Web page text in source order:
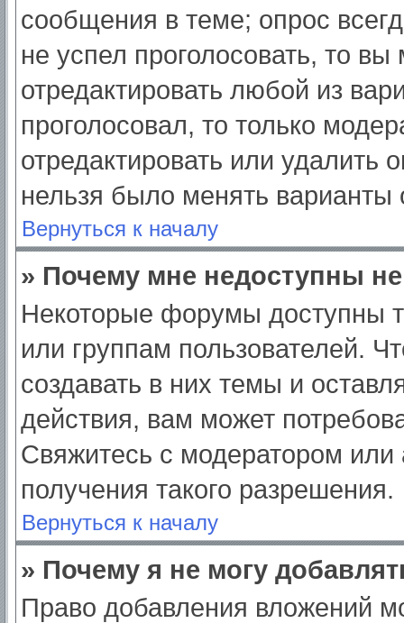
сообщения в теме; опрос
не успел проголосовать, то
отредактировать любой из
проголосовал, то только
отредактировать или удалить
нельзя было менять варианты
Вернуться к началу
» Почему мне недоступны
Некоторые форумы доступны
или группам пользователей.
создавать в них темы и
действия, вам может
Свяжитесь с модератором
получения такого разрешения.
Вернуться к началу
» Почему я не могу
Право добавления вложений